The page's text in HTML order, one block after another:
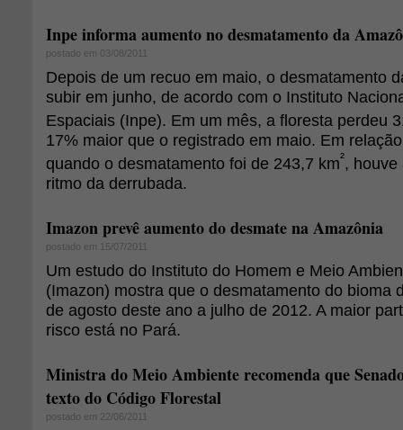
Inpe informa aumento no desmatamento da
postado em 03/08/2011
Depois de um recuo em maio, o desmatamento
subir em junho, de acordo com o Instituto
Espaciais (Inpe). Em um mês, a floresta perdeu
17% maior que o registrado em maio. Em
quando o desmatamento foi de 243,7 km², houve
ritmo da derrubada.
Imazon prevê aumento do desmate na Amazônia
postado em 15/07/2011
Um estudo do Instituto do Homem e Meio
(Imazon) mostra que o desmatamento do bioma
de agosto deste ano a julho de 2012. A maior
risco está no Pará.
Ministra do Meio Ambiente recomenda que
texto do Código Florestal
postado em 22/06/2011